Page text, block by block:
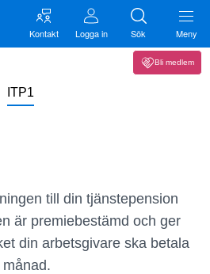
Kontakt Logga in Sök Meny
Bli medlem
ITP1
till din tjänstepension
är premiebestämd och ger
din arbetsgivare ska betala